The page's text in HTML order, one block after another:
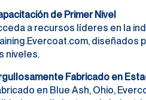
de Primer Nivel
a recursos líderes en la
diseñados
niveles.
Fabricado en
en Blue Ash, Ohio,